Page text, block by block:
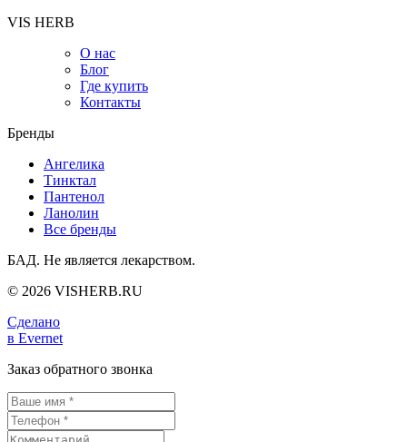
VIS HERB
О нас
Блог
Где купить
Контакты
Бренды
Ангелика
Тинктал
Пантенол
Ланолин
Все бренды
БАД. Не является лекарством.
© 2026 VISHERB.RU
Сделано
в Evernet
Заказ обратного звонка